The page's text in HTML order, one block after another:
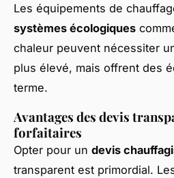
Les équipements de
systèmes écologiques
chaleur peuvent nécessiter
plus élevé, mais offrent des
terme.
Avantages des devis
forfaitaires
Opter pour un devis
transparent est primordial.